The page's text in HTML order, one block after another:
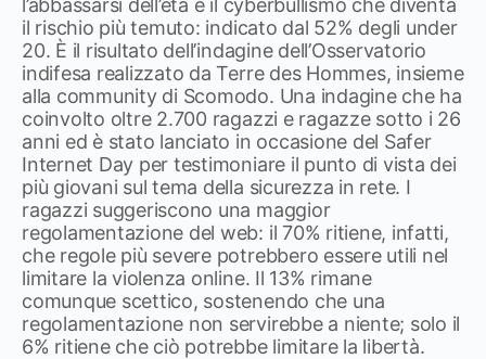
l’abbassarsi dell’età è il cyberbullismo che diventa
il rischio più temuto: indicato dal 52% degli under
20. È il risultato dell’indagine dell’Osservatorio
indifesa realizzato da Terre des Hommes, insieme
alla community di Scomodo. Una indagine che ha
coinvolto oltre 2.700 ragazzi e ragazze sotto i 26
anni ed è stato lanciato in occasione del Safer
Internet Day per testimoniare il punto di vista dei
più giovani sul tema della sicurezza in rete. I
ragazzi suggeriscono una maggior
regolamentazione del web: il 70% ritiene, infatti,
che regole più severe potrebbero essere utili nel
limitare la violenza online. Il 13% rimane
comunque scettico, sostenendo che una
regolamentazione non servirebbe a niente; solo il
6% ritiene che ciò potrebbe limitare la libertà.